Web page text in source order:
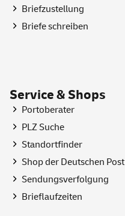
Briefzustellung
Briefe schreiben
Service & Shops
Portoberater
PLZ Suche
Standortfinder
Shopder Deutschen Post
Sendungsverfolgung
Brieflaufzeiten